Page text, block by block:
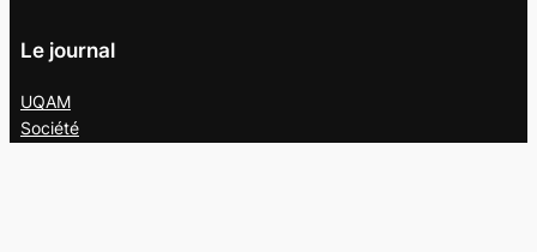
Le journal
UQAM
Société